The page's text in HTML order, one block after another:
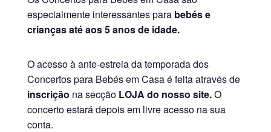
especialmente interessantes para bebés e
crianças até aos 5 anos de idade.
O acesso à ante-estreia da temporada dos
Concertos para Bebés em Casa é feita através de
inscrição na secção LOJA do nosso site.O
concerto estará depois em livre acesso na sua
conta.